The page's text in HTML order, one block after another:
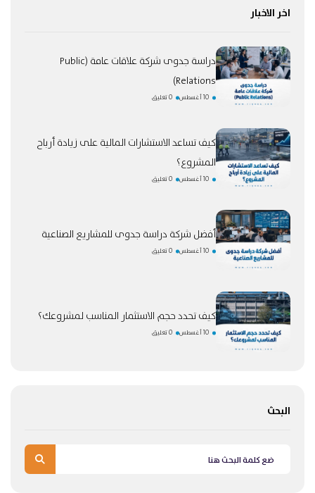
اخر الاخبار
دراسة جدوى شركة علاقات عامة (Public
Relations)
10 أغسطس 0 تعليق
كيف تساعد الاستشارات المالية على زيادة أرباح
المشروع؟
10 أغسطس 0 تعليق
أفضل شركة دراسة جدوى للمشاريع الصناعية
10 أغسطس 0 تعليق
كيف تحدد حجم الاستثمار المناسب لمشروعك؟
10 أغسطس 0 تعليق
البحث